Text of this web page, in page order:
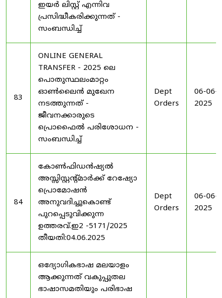
ഇയർ ലിസ്റ്റ് എന്നിവ
പ്രസിദ്ധീകരിക്കുന്നത് -
സംബന്ധിച്ച്
83
ONLINE GENERAL
TRANSFER - 2025 ലെ
പൊതുസ്ഥലംമാറ്റം
ഓൺലൈൻ മുഖേന
നടത്തുന്നത് -
ജീവനക്കാരുടെ
പ്രൊഫൈൽ പരിശോധന -
സംബന്ധിച്ച്
Dept
Orders
06-06-
2025
84
കോൺഫിഡൻഷ്യൽ
അസ്സിസ്റ്റന്റ്മാർക്ക് റേഷ്യോ
പ്രൊമോഷൻ
അനുവദിച്ചുകൊണ്ട്
പുറപ്പെടുവിക്കുന്ന
ഉത്തരവ്.ഇ2 -5171/2025
തീയതി:04.06.2025
Dept
Orders
06-06-
2025
ഒദ്യോഗികഭാഷ മലയാളം
ആക്കുന്നത് വകുപ്പുതല
ഭാഷാസമതിയും പരിഭാഷ